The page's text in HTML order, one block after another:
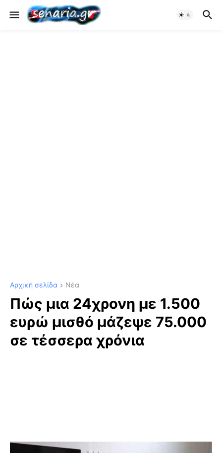
Αρχική σελίδα Νέα
Πώς μια 24χρονη με 1.500
ευρώ μισθό μάζεψε 75.000
σε τέσσερα χρόνια